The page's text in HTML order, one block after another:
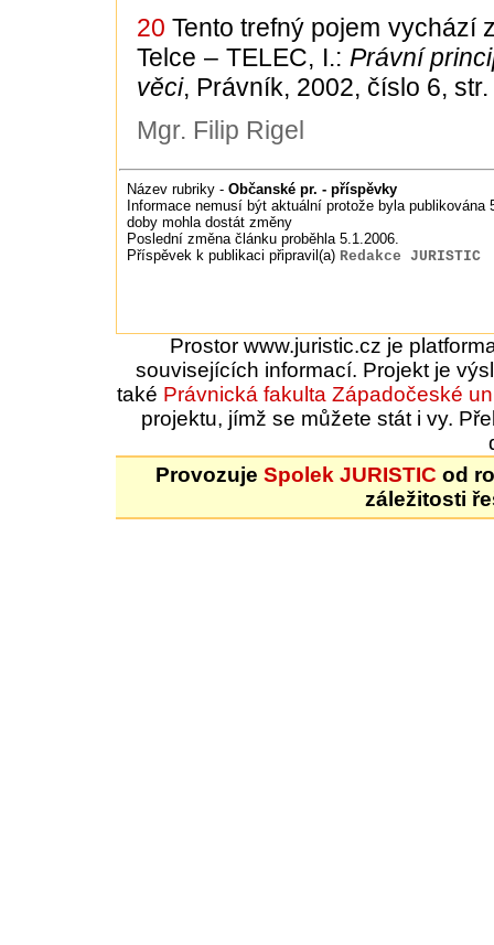
20 Tento trefný pojem vychází
Telce – TELEC, I.: Právní
věci, Právník, 2002, číslo 6,
Mgr. Filip Rigel
Název rubriky - Občanské pr. - příspěvky
Informace nemusí být aktuální protože byla publikována
doby mohla dostát změny
Poslední změna článku proběhla 5.1.2006.
Příspěvek k publikaci připravil(a) Redakce JURISTIC
Prostor www.juristic.cz je
souvisejících informací. Projekt je
také Právnická fakulta Západočeské
projektu, jímž se můžete stát i vy.
Provozuje Spolek JURISTIC od
záležitosti